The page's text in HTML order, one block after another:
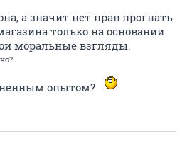
а значит нет прав прогнать
только на основании
моральные взгляды.
опытом?